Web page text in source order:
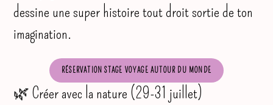
dessine une super histoire tout droit sortie de ton
imagination.
RÉSERVATION STAGE VOYAGE AUTOUR DU MONDE
🌿 Créer avec la nature (29-31 juillet)